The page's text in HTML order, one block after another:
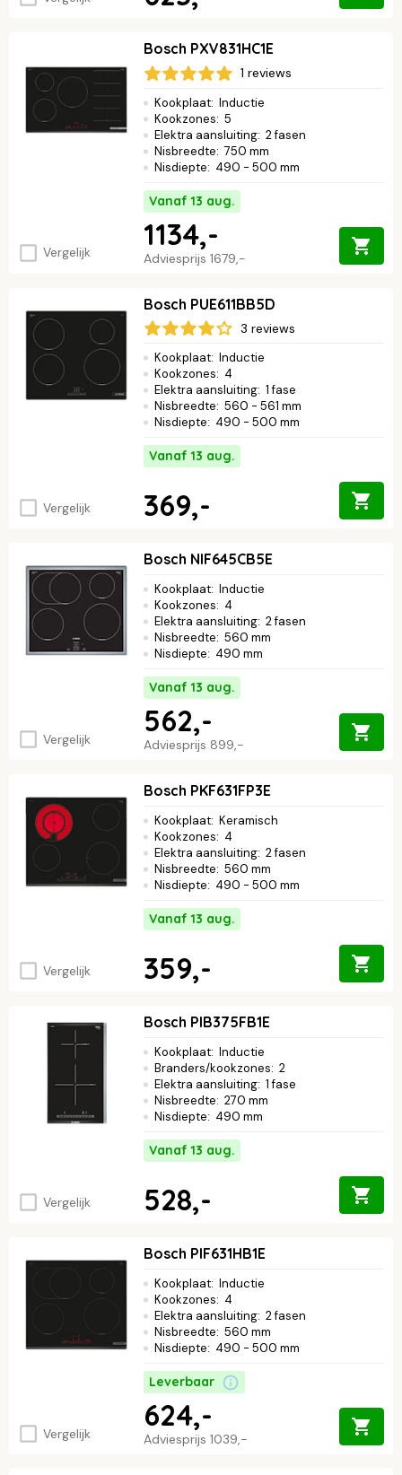
Vergelijk
Bosch PXV831HC1E
1 reviews
Kookplaat: Inductie
Kookzones: 5
Elektra aansluiting: 2 fasen
Nisbreedte: 750 mm
Nisdiepte: 490 - 500 mm
Vanaf 13 aug.
Adviesprijs 1679,-
1134,-
Vergelijk
Bosch PUE611BB5D
3 reviews
Kookplaat: Inductie
Kookzones: 4
Elektra aansluiting: 1 fase
Nisbreedte: 560 - 561 mm
Nisdiepte: 490 - 500 mm
Vanaf 13 aug.
369,-
Vergelijk
Bosch NIF645CB5E
Kookplaat: Inductie
Kookzones: 4
Elektra aansluiting: 2 fasen
Nisbreedte: 560 mm
Nisdiepte: 490 mm
Vanaf 13 aug.
Adviesprijs 899,-
562,-
Vergelijk
Bosch PKF631FP3E
Kookplaat: Keramisch
Kookzones: 4
Elektra aansluiting: 2 fasen
Nisbreedte: 560 mm
Nisdiepte: 490 - 500 mm
Vanaf 13 aug.
359,-
Vergelijk
Bosch PIB375FB1E
Kookplaat: Inductie
Branders/kookzones: 2
Elektra aansluiting: 1 fase
Nisbreedte: 270 mm
Nisdiepte: 490 mm
Vanaf 13 aug.
528,-
Vergelijk
Bosch PIF631HB1E
Kookplaat: Inductie
Kookzones: 4
Elektra aansluiting: 2 fasen
Nisbreedte: 560 mm
Nisdiepte: 490 - 500 mm
Leverbaar
Adviesprijs 1039,-
624,-